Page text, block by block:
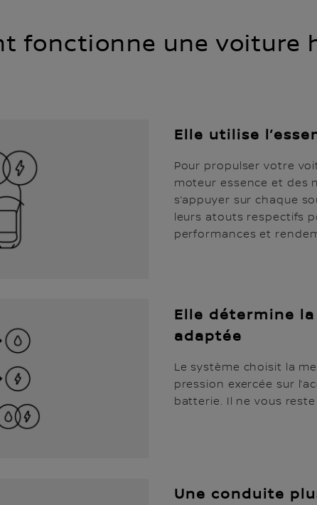
fonctionne une voiture
Elle utilise
Pour propulser votre
moteur essence et des
s’appuyer sur chaque
leurs atouts respectifs
performances et
Elle détermine
adaptée
Le système choisit la
pression exercée sur
batterie. Il ne vous reste
Une conduite